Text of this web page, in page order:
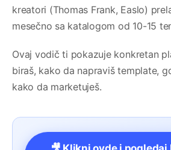
kreatori (Thomas Frank, Easlo)
mesečno sa katalogom od 10-15
Ovaj vodič ti pokazuje konkretan
biraš, kako da napraviš template,
kako da marketuješ.